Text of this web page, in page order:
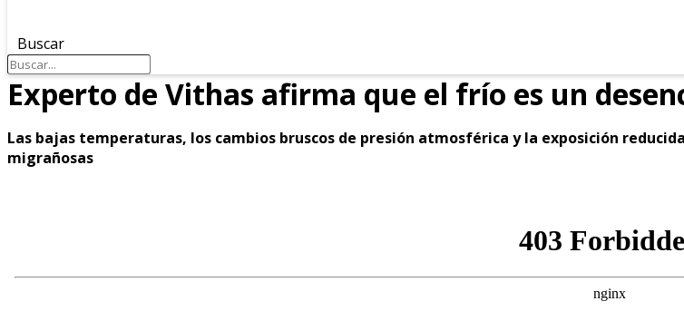
Buscar
Experto de Vithas afirma que el frío es un
Las bajas temperaturas, los cambios bruscos de presión atmosférica y la exposición
migrañosas